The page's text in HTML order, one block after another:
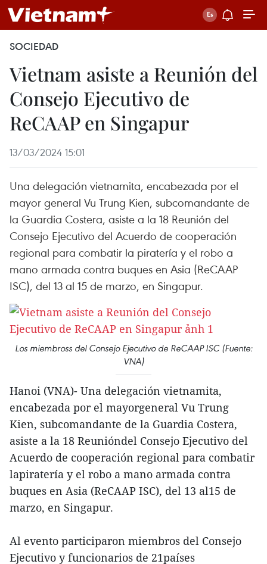
SOCIEDAD
Vietnam asiste a Reunión del
Consejo Ejecutivo de
ReCAAP en Singapur
13/03/2024 15:01
Una delegación vietnamita, encabezada por el
mayor general Vu Trung Kien, subcomandante de
la Guardia Costera, asiste a la 18 Reunión del
Consejo Ejecutivo del Acuerdo de cooperación
regional para combatir la piratería y el robo a
mano armada contra buques en Asia (ReCAAP
ISC), del 13 al 15 de marzo, en Singapur.
Los miembross del Consejo Ejecutivo de ReCAAP ISC (Fuente:
VNA)
Hanoi (VNA)- Una delegación vietnamita,
encabezada por el mayorgeneral Vu Trung
Kien, subcomandante de la Guardia Costera,
asiste a la 18 Reunióndel Consejo Ejecutivo del
Acuerdo de cooperación regional para combatir
lapiratería y el robo a mano armada contra
buques en Asia (ReCAAP ISC), del 13 al15 de
marzo, en Singapur.
Al evento participaron miembros del Consejo
Ejecutivo y funcionarios de 21países